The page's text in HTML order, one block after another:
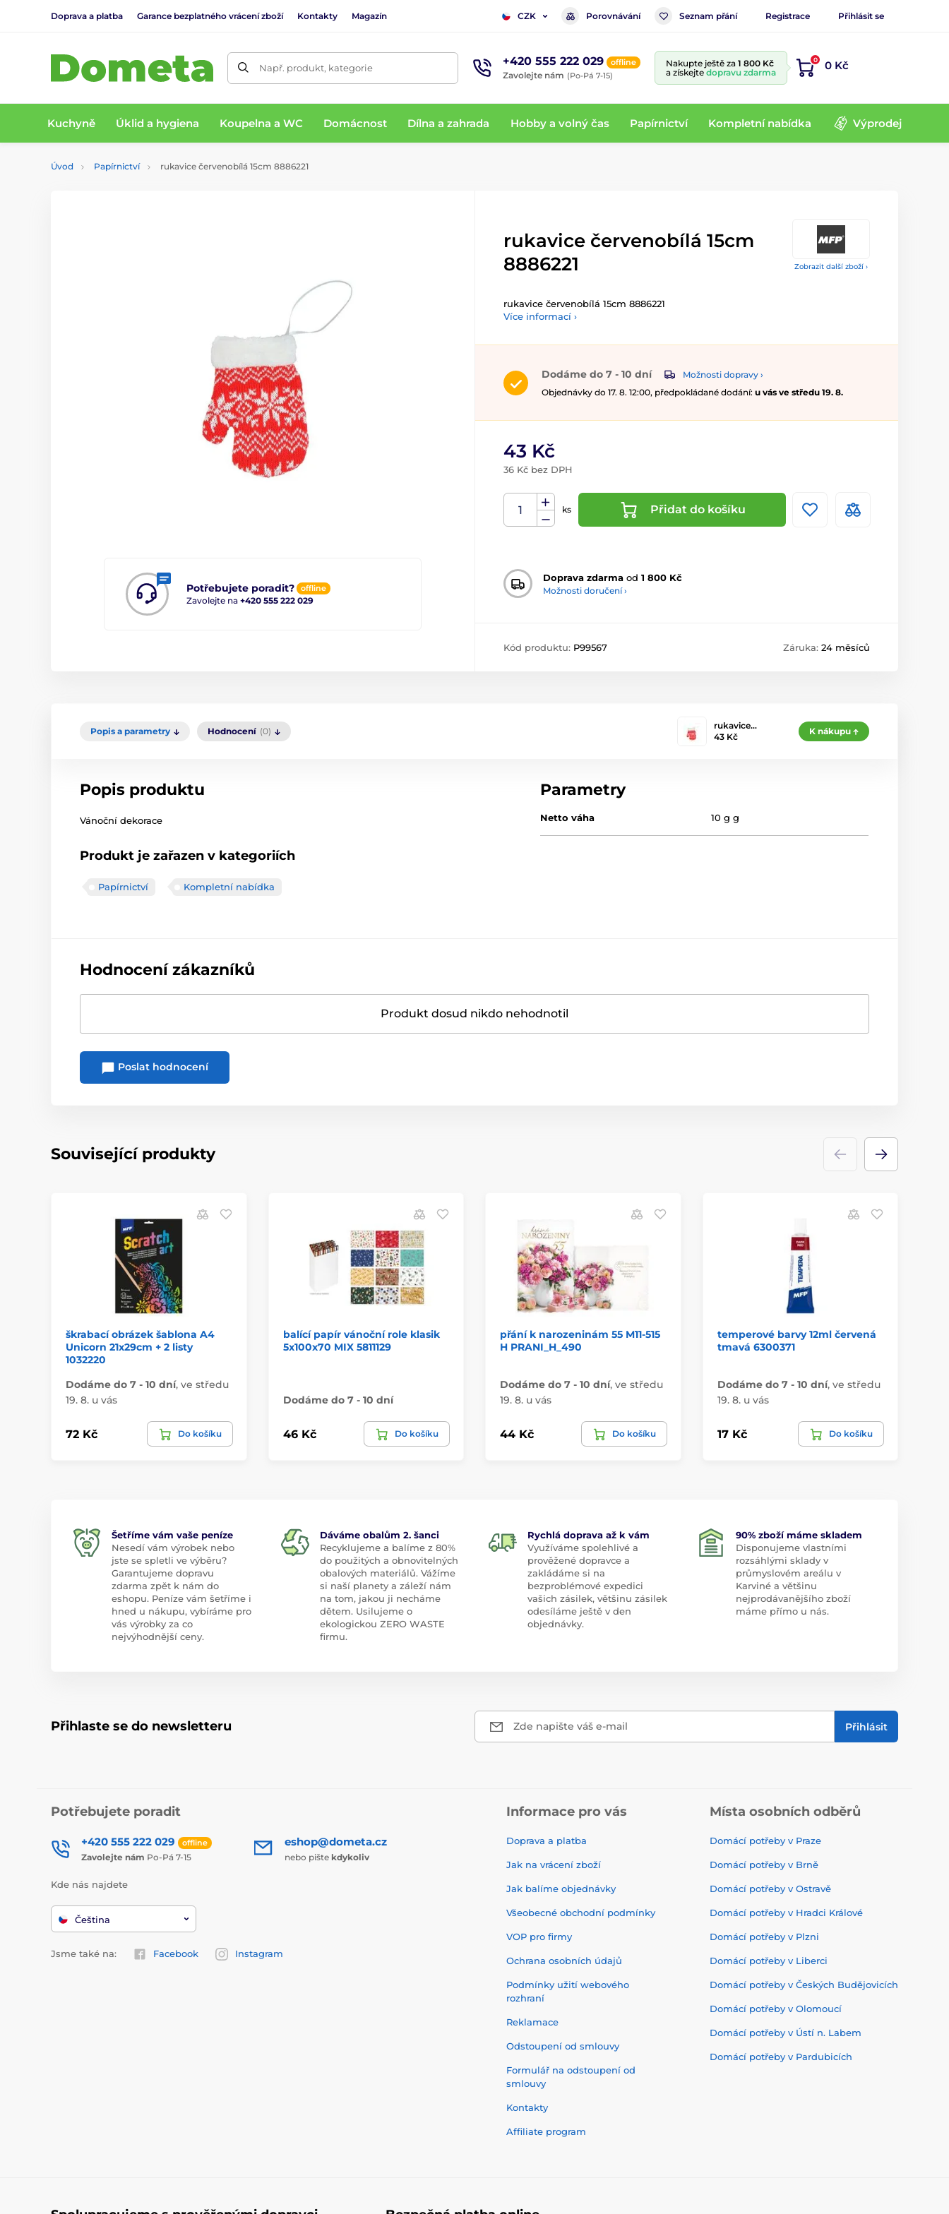
Doprava a platba Garance bezplatného vrácení zboží Kontakty Magazín CZK Porovnávání Seznam přání Registrace Přihlásit se
Např. produkt, kategorie +420 555 222 029 offline
Zavolejte nám (Po-Pá 7-15)
Nakupte ještě za 1 800 Kč
a získejte dopravu zdarma
0 0 Kč
Kuchyně Úklid a hygiena Koupelna a WC Domácnost Dílna a zahrada Hobby a volný čas Papírnictví Kompletní nabídka Výprodej
Úvod Papírnictví rukavice červenobílá 15cm 8886221
Zobrazit další zboží ›
Potřebujete poradit? offline
Zavolejte na +420 555 222 029
rukavice červenobílá 15cm
8886221
rukavice červenobílá 15cm 8886221
Více informací ›
Dodáme do 7 - 10 dní
Možnosti dopravy ›
Objednávky do 17. 8. 12:00, předpokládané dodání: u vás ve středu 19. 8.
43 Kč
36 Kč bez DPH
ks Přidat do košíku
Doprava zdarma od 1 800 Kč
Možnosti doručení ›
Kód produktu: P99567 Záruka: 24 měsíců
Popis a parametry Hodnocení (0)
rukavice…
43 Kč
K nákupu
Popis produktu
Vánoční dekorace
Produkt je zařazen v kategoriích
Papírnictví Kompletní nabídka
Parametry
Netto váha 10 g g
Hodnocení zákazníků
Produkt dosud nikdo nehodnotil
Poslat hodnocení
Související produkty
škrabací obrázek šablona A4
Unicorn 21x29cm + 2 listy
1032220
Dodáme do 7 - 10 dní, ve středu
19. 8. u vás
72 Kč Do košíku
balící papír vánoční role klasik
5x100x70 MIX 5811129
Dodáme do 7 - 10 dní
46 Kč Do košíku
přání k narozeninám 55 M11-515
H PRANI_H_490
Dodáme do 7 - 10 dní, ve středu
19. 8. u vás
44 Kč Do košíku
temperové barvy 12ml červená
tmavá 6300371
Dodáme do 7 - 10 dní, ve středu
19. 8. u vás
17 Kč Do košíku
Šetříme vám vaše peníze
Nesedí vám výrobek nebo
jste se spletli ve výběru?
Garantujeme dopravu
zdarma zpět k nám do
eshopu. Peníze vám šetříme i
hned u nákupu, vybíráme pro
vás výrobky za co
nejvýhodnější ceny.
Dáváme obalům 2. šanci
Recyklujeme a balíme z 80%
do použitých a obnovitelných
obalových materiálů. Vážíme
si naší planety a záleží nám
na tom, jakou ji necháme
dětem. Usilujeme o
ekologickou ZERO WASTE
firmu.
Rychlá doprava až k vám
Využíváme spolehlivé a
prověžené dopravce a
zakládáme si na
bezproblémové expedici
vašich zásilek, většinu zásilek
odesíláme ještě v den
objednávky.
90% zboží máme skladem
Disponujeme vlastními
rozsáhlými sklady v
průmyslovém areálu v
Karviné a většinu
nejprodávanějšího zboží
máme přímo u nás.
Přihlaste se do newsletteru Zde napište váš e-mail Přihlásit
Potřebujete poradit
+420 555 222 029 offline
Zavolejte nám Po-Pá 7-15
eshop@dometa.cz
nebo pište kdykoliv
Kde nás najdete
Čeština
Jsme také na: Facebook Instagram
Informace pro vás
Doprava a platba
Jak na vrácení zboží
Jak balíme objednávky
Všeobecné obchodní podmínky
VOP pro firmy
Ochrana osobních údajů
Podmínky užití webového
rozhraní
Reklamace
Odstoupení od smlouvy
Formulář na odstoupení od
smlouvy
Kontakty
Affiliate program
Místa osobních odběrů
Domácí potřeby v Praze
Domácí potřeby v Brně
Domácí potřeby v Ostravě
Domácí potřeby v Hradci Králové
Domácí potřeby v Plzni
Domácí potřeby v Liberci
Domácí potřeby v Českých Budějovicích
Domácí potřeby v Olomoucí
Domácí potřeby v Ústí n. Labem
Domácí potřeby v Pardubicích